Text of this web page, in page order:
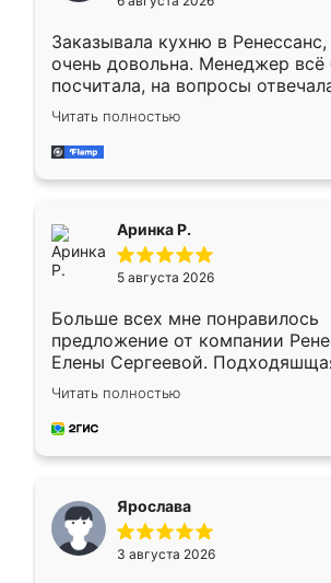
мебели буду заказывать только
Заказывала кухню в Ренессанс,
очень довольна. Менеджер всё
посчитала, на вопросы
Замерщик приехал в субботу,
делу со всей
за день, ребята работали
Читать полностью
Аринка Р.
5 августа 2026
Больше всех мне понравилось
предложение от компании
Елены Сергеевой.
короткие сроки изготовления.
для замера сотрудник Владислав
предложил по моему эскизу
Читать полностью
Ярослава
3 августа 2026